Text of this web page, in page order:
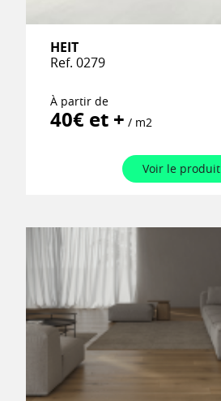
HEIT
Ref. 0279
À partir de
40€ et + / m2
Voir le produit